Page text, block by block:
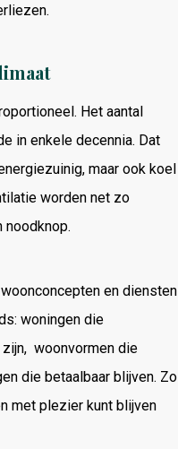
Het aantal
in enkele decennia. Dat
maar ook koel
worden net zo
noodknop.
en diensten
woningen die
woonvormen die
die betaalbaar blijven. Zo
met plezier kunt blijven